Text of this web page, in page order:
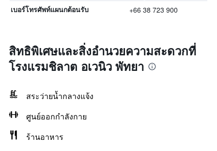
เบอร์โทรศัพท์แผนกต้อนรับ +66 38 723 900
สิทธิพิเศษและสิ่งอำนวยความสะดวกที่
โรงแรมชิลาต อเวนิว พัทยา
สระว่ายน้ำกลางแจ้ง
ศูนย์ออกกำลังกาย
ร้านอาหาร